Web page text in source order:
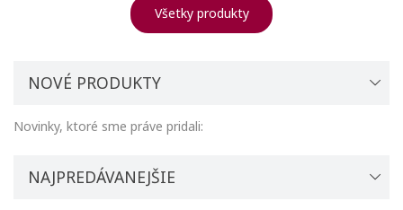
Všetky produkty
NOVÉ PRODUKTY
Novinky, ktoré sme práve pridali:
NAJPREDÁVANEJŠIE